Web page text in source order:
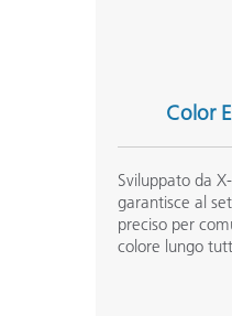
Color
Sviluppato da
garantisce al
preciso per
colore lungo